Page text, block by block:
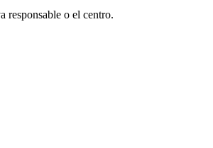
responsable o el centro.